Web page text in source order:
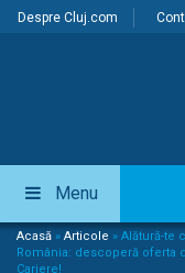
Despre Cluj.com
Menu
Acasă » Articole » Alătură-te
România: descoperă oferta
Cariere!